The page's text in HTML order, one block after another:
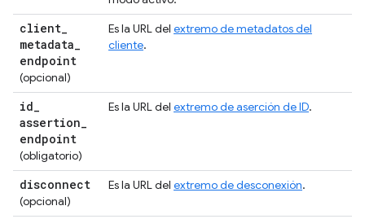
client_
metadata_
endpoint
(opcional)
Es la URL del extremo de metadatos del
cliente.
id_
assertion_
endpoint
(obligatorio)
Es la URL del extremo de aserción de ID.
disconnect
(opcional)
Es la URL del extremo de desconexión.